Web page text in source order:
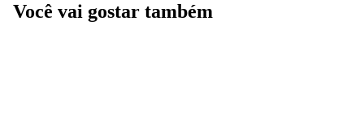
Você vai gostar também